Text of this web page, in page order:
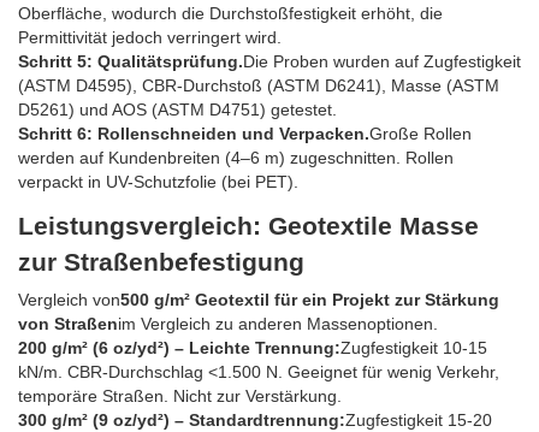
Oberfläche, wodurch die Durchstoßfestigkeit erhöht, die
Permittivität jedoch verringert wird.
Schritt 5: Qualitätsprüfung.Die Proben wurden auf Zugfestigkeit
(ASTM D4595), CBR-Durchstoß (ASTM D6241), Masse (ASTM
D5261) und AOS (ASTM D4751) getestet.
Schritt 6: Rollenschneiden und Verpacken.Große Rollen
werden auf Kundenbreiten (4–6 m) zugeschnitten. Rollen
verpackt in UV-Schutzfolie (bei PET).
Leistungsvergleich: Geotextile Masse
zur Straßenbefestigung
Vergleich von500 g/m² Geotextil für ein Projekt zur Stärkung
von Straßenim Vergleich zu anderen Massenoptionen.
200 g/m² (6 oz/yd²) – Leichte Trennung:Zugfestigkeit 10-15
kN/m. CBR-Durchschlag <1.500 N. Geeignet für wenig Verkehr,
temporäre Straßen. Nicht zur Verstärkung.
300 g/m² (9 oz/yd²) – Standardtrennung:Zugfestigkeit 15-20